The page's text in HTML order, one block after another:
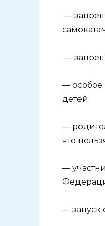
—
—
— особое
детей;
—
что
—
— запуск